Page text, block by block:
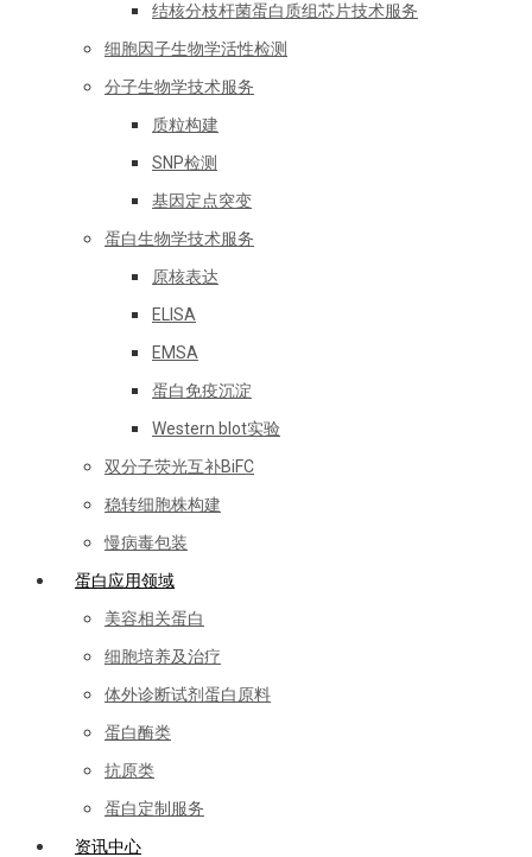
结核分枝杆菌蛋白质组芯片技术服务
细胞因子生物学活性检测
分子生物学技术服务
质粒构建
SNP检测
基因定点突变
蛋白生物学技术服务
原核表达
ELISA
EMSA
蛋白免疫沉淀
Western blot实验
双分子荧光互补BiFC
稳转细胞株构建
慢病毒包装
蛋白应用领域
美容相关蛋白
细胞培养及治疗
体外诊断试剂蛋白原料
蛋白酶类
抗原类
蛋白定制服务
资讯中心